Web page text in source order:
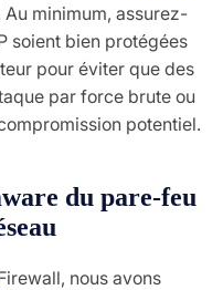
minimum, assurez-
soient bien protégées
pour éviter que des
par force brute ou
potentiel.
du pare-feu
nous avons